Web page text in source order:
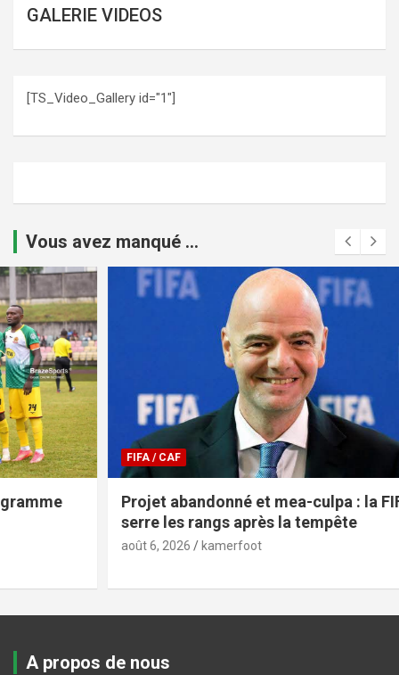
GALERIE VIDEOS
[TS_Video_Gallery id="1"]
Vous avez manqué ...
FIFA / CAF
Projet abandonné et mea-culpa : la FIFA
serre les rangs après la tempête
kamerfoot
A propos de nous